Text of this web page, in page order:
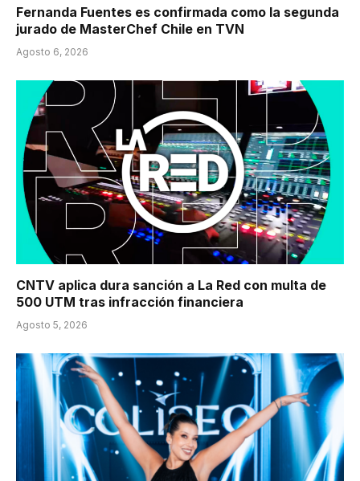
Fernanda Fuentes es confirmada como la segunda
jurado de MasterChef Chile en TVN
Agosto 6, 2026
CNTV aplica dura sanción a La Red con multa de
500 UTM tras infracción financiera
Agosto 5, 2026